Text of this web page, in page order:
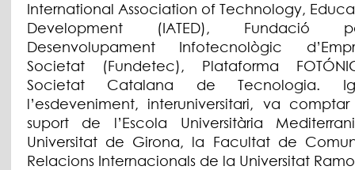
International Association of Technology,
Development (IATED),
Desenvolupament Infotecnològic
Societat (Fundetec), Plataforma
Societat Catalana de Tecnologia.
l’esdeveniment, interuniversitari, va
suport de l’Escola Universitària
Universitat de Girona, la Facultat de
Relacions Internacionals de la Universitat